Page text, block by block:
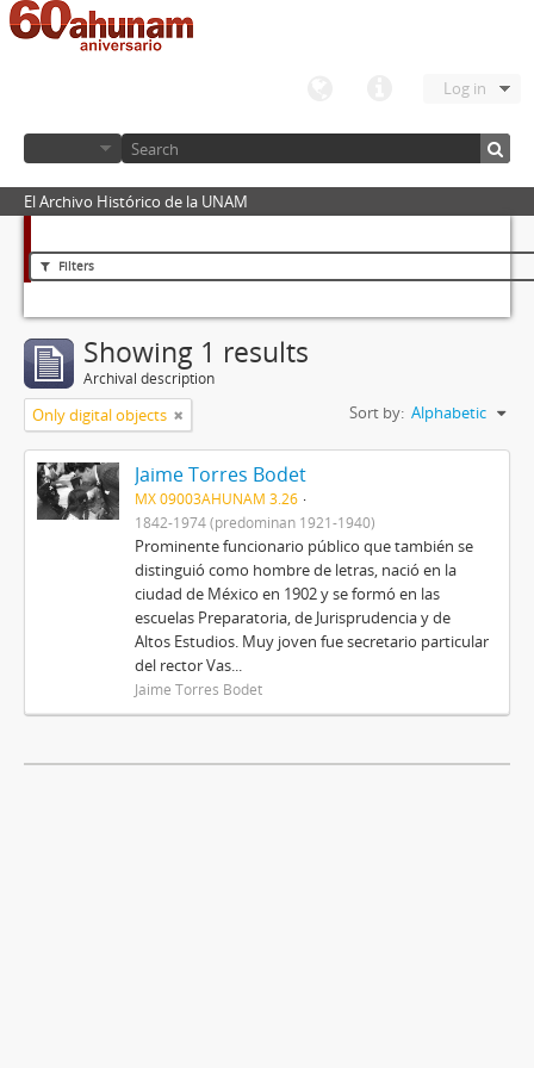
Log in
El Archivo Histórico de la UNAM
Filters
Showing 1 results
Archival description
Only digital objects Sort by: Alphabetic
Jaime Torres Bodet
MX 09003AHUNAM 3.26
1842-1974 (predominan 1921-1940)
Prominente funcionario público que también se
distinguió como hombre de letras, nació en la
ciudad de México en 1902 y se formó en las
escuelas Preparatoria, de Jurisprudencia y de
Altos Estudios. Muy joven fue secretario particular
del rector Vas...
Jaime Torres Bodet